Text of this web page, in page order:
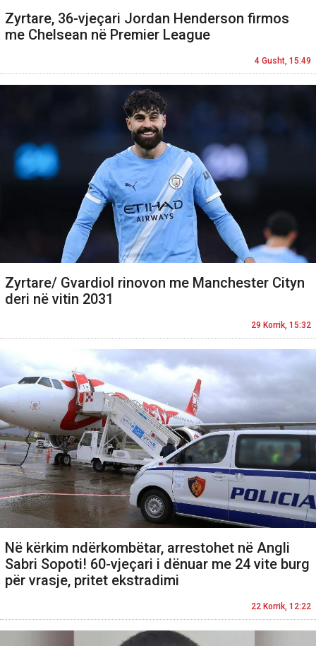
Zyrtare, 36-vjeçari Jordan Henderson firmos
me Chelsean në Premier League
4 Gusht, 15:49
Zyrtare/ Gvardiol rinovon me Manchester Cityn
deri në vitin 2031
29 Korrik, 15:32
Në kërkim ndërkombëtar, arrestohet në Angli
Sabri Sopoti! 60-vjeçari i dënuar me 24 vite burg
për vrasje, pritet ekstradimi
22 Korrik, 12:22